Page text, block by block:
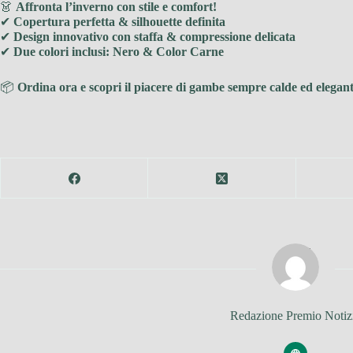
👗 Affronta l’inverno con stile e comfort!
✔ Copertura perfetta & silhouette definita
✔ Design innovativo con staffa & compressione delicata
✔ Due colori inclusi: Nero & Color Carne
📦 Ordina ora e scopri il piacere di gambe sempre calde ed
Redazione Premio